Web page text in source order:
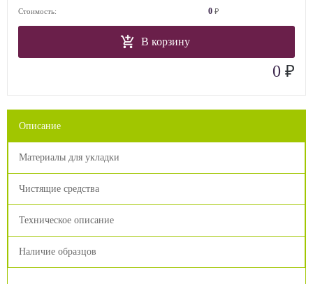
Стоимость: 0 ₽
В корзину
0 ₽
Описание
Материалы для укладки
Чистящие средства
Техническое описание
Наличие образцов